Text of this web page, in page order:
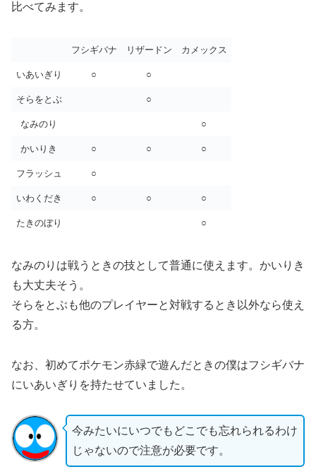
比べてみます。
フシギバナ リザードン カメックス
いあいぎり ○ ○
そらをとぶ ○
なみのり ○
かいりき ○ ○ ○
フラッシュ ○
いわくだき ○ ○ ○
たきのぼり ○
なみのりは戦うときの技として普通に使えます。かいりき
も大丈夫そう。
そらをとぶも他のプレイヤーと対戦するとき以外なら使え
る方。
なお、初めてポケモン赤緑で遊んだときの僕はフシギバナ
にいあいぎりを持たせていました。
今みたいにいつでもどこでも忘れられるわけ
じゃないので注意が必要です。